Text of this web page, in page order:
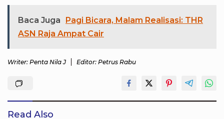
Baca Juga
Pagi Bicara, Malam Realisasi: THR
ASN Raja Ampat Cair
Writer: Penta Nila J Editor: Petrus Rabu
Read Also